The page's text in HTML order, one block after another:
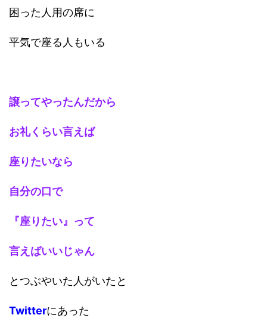
困った人用の席に
平気で座る人もいる
譲ってやったんだから
お礼くらい言えば
座りたいなら
自分の口で
『座りたい』って
言えばいいじゃん
とつぶやいた人がいたと
Twitterにあった